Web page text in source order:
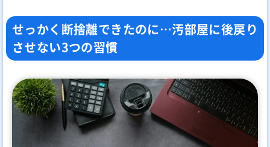
せっかく断捨離できたのに…汚部屋に後戻り
させない3つの習慣